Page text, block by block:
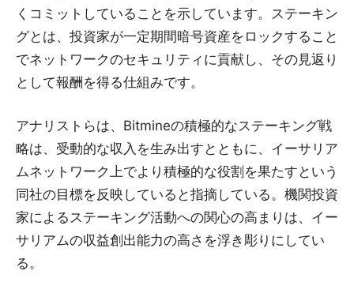
くコミットしていることを示しています。ステーキン
グとは、投資家が一定期間暗号資産をロックすること
でネットワークのセキュリティに貢献し、その見返り
として報酬を得る仕組みです。
アナリストらは、Bitmineの積極的なステーキング戦
略は、受動的な収入を生み出すとともに、イーサリア
ムネットワーク上でより積極的な役割を果たすという
同社の目標を反映していると指摘している。機関投資
家によるステーキング活動への関心の高まりは、イー
サリアムの収益創出能力の高さを浮き彫りにしてい
る。